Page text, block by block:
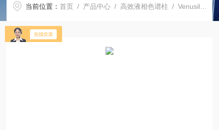
当前位置：首页 / 产品中心 / 高效液相色谱柱 /Venusil 系列色谱柱